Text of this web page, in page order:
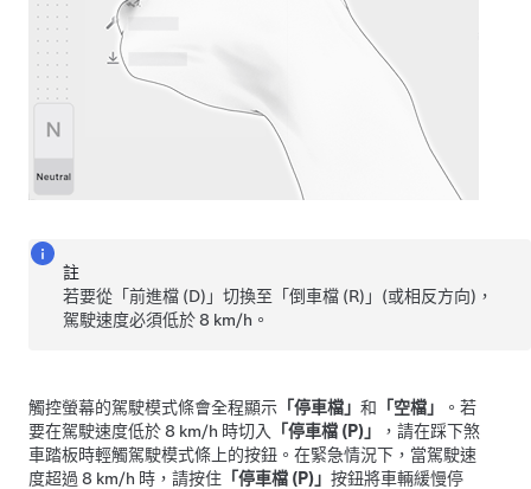
註
若要從「前進檔 (D)」切換至「倒車檔 (R)」(或相反方向)，
駕駛速度必須低於8 km/h 。
觸控螢幕的駕駛模式條會全程顯示 「停車檔」 和 「空檔」
。若
要在駕駛速度低於8 km/h 時切入 「停車檔 (P)」
，請在踩下煞
車踏板時輕觸駕駛模式條上的按鈕。在緊急情況下，當駕駛速
度超過 8 km/h 時，請按住 「停車檔 (P)」 按鈕將車輛緩慢停